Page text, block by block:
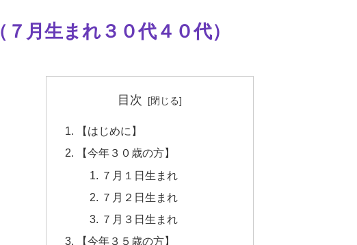
月生まれ３０代４０代）
目次
【はじめに】
【今年３０歳の方】
７月１日生まれ
７月２日生まれ
７月３日生まれ
【今年３５歳の方】